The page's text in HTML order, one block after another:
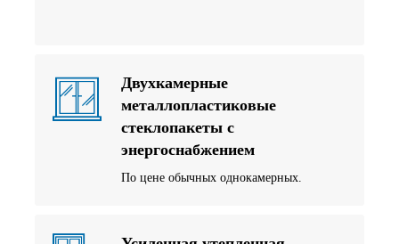
Двухкамерные
металлопластиковые
стеклопакеты с
энергоснабжением
По цене обычных однокамерных.